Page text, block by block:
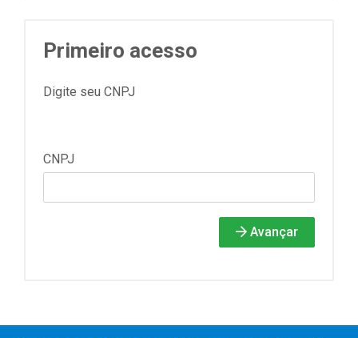
Primeiro acesso
Digite seu CNPJ
CNPJ
Avançar